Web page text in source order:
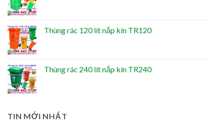
Thùng rác 120 lít nắp kín TR120
Thùng rác 240 lít nắp kín TR240
TIN MỚI NHẤT